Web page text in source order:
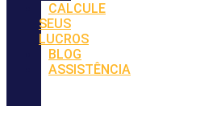
CALCULE
SEUS
LUCROS
BLOG
ASSISTÊNCIA